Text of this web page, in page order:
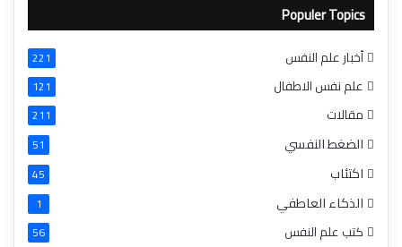
Populer Topics
أخبار علم النفس 221
علم نفس الاطفال 121
مقالات 211
الضغط النفسي 51
اكتئاب 45
الذكاء العاطفي 1
كتب علم النفس 56